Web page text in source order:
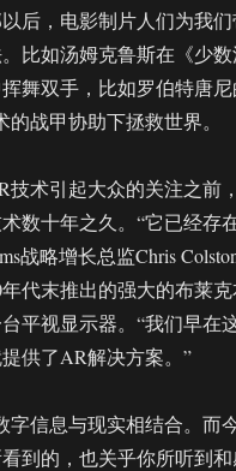
后，电影制片人们为我
比如汤姆克鲁斯在《少数
舞双手，比如罗伯特唐
战甲协助下拯救世界。
技术引起大众的关注之前
数十年之久。“它已经存
战略增长总监Chris
代末推出的强大的布莱克
平视显示器。“我们早在
供了AR解决方案。”
字信息与现实相结合。而
到的，也关乎你所听到